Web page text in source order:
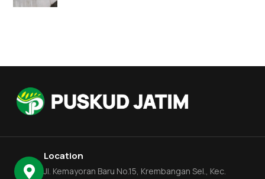
Location
Jl. Kemayoran Baru No.15, Krembangan Sel., Kec.